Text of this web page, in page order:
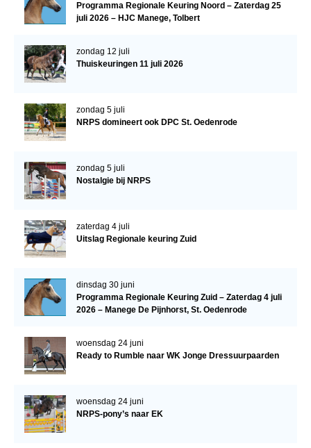
Verrichtingsonderzoek 2021-2022
Verrichtingsonderzoek 2019-2020
Sport
Paard te koop
Inloggen
REGIO'S
Bestuur Regio Noord
Regio Midden
Bestuur Regio Midden
Regio West
Regio Zuid
Word vrijiwilliger
KALENDER
Programma Regionale Keuring Noord – Zaterdag 25
juli 2026 – HJC Manege, Tolbert
zondag 12 juli
Thuiskeuringen 11 juli 2026
zondag 5 juli
NRPS domineert ook DPC St. Oedenrode
zondag 5 juli
Nostalgie bij NRPS
zaterdag 4 juli
Uitslag Regionale keuring Zuid
dinsdag 30 juni
Programma Regionale Keuring Zuid – Zaterdag 4 juli
2026 – Manege De Pijnhorst, St. Oedenrode
woensdag 24 juni
Ready to Rumble naar WK Jonge Dressuurpaarden
woensdag 24 juni
NRPS-pony’s naar EK